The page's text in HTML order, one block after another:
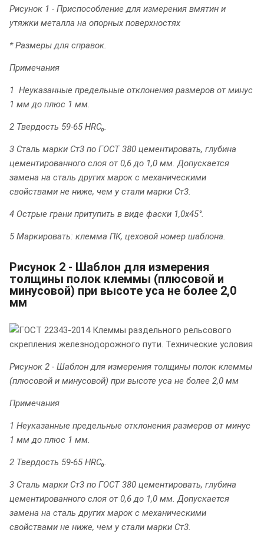
Рисунок 1 - Приспособление для измерения вмятин и
утяжки металла на опорных поверхностях
* Размеры для справок.
Примечания
1 Неуказанные предельные отклонения размеров от минус
1 мм до плюс 1 мм.
2 Твердость 59-65 HRC₀.
3 Сталь марки Ст3 по ГОСТ 380 цементировать, глубина
цементированного слоя от 0,6 до 1,0 мм. Допускается
замена на сталь других марок с механическими
свойствами не ниже, чем у стали марки Ст3.
4 Острые грани притупить в виде фаски 1,0x45°.
5 Маркировать: клемма ПК, цеховой номер шаблона.
Рисунок 2 - Шаблон для измерения
толщины полок клеммы (плюсовой и
минусовой) при высоте уса не более 2,0
мм
Рисунок 2 - Шаблон для измерения толщины полок клеммы
(плюсовой и минусовой) при высоте уса не более 2,0 мм
Примечания
1 Неуказанные предельные отклонения размеров от минус
1 мм до плюс 1 мм.
2 Твердость 59-65 HRC₀.
3 Сталь марки Ст3 по ГОСТ 380 цементировать, глубина
цементированного слоя от 0,6 до 1,0 мм. Допускается
замена на сталь других марок с механическими
свойствами не ниже, чем у стали марки Ст3.